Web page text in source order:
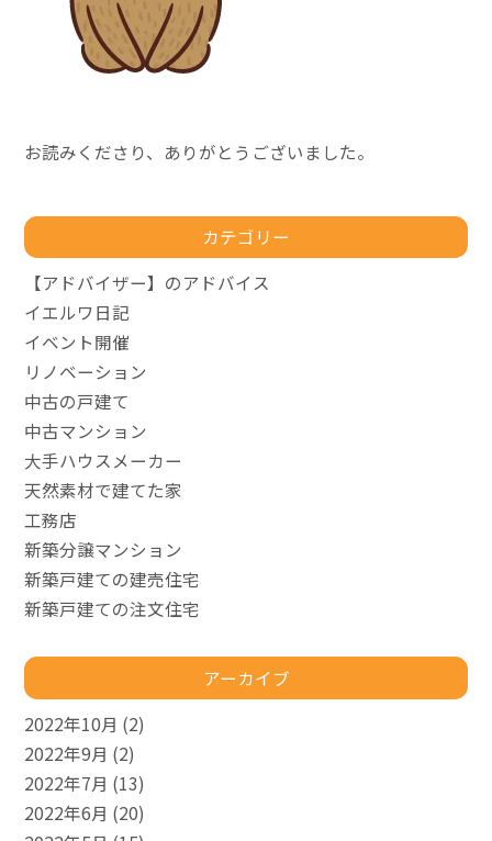
お読みくださり、ありがとうございました。
カテゴリー
【アドバイザー】のアドバイス
イエルワ日記
イベント開催
リノベーション
中古の戸建て
中古マンション
大手ハウスメーカー
天然素材で建てた家
工務店
新築分譲マンション
新築戸建ての建売住宅
新築戸建ての注文住宅
アーカイブ
2022年10月 (2)
2022年9月 (2)
2022年7月 (13)
2022年6月 (20)